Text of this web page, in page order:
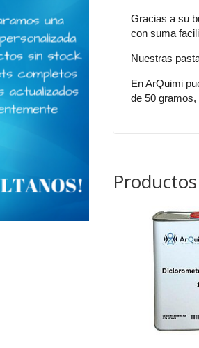
Gracias a su
con suma
Nuestras
En ArQuimi
de 50